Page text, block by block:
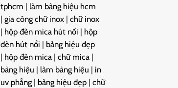
tphcm | làm bảng hiệu hcm
| gia công chữ inox| chữ inox
| hộp đèn mica hút nổi | hộp
đèn hút nổi | bảng hiệu đẹp
| hộp đèn mica| chữ mica|
bảng hiệu | làm bảng hiệu | in
uv phẳng| bảng hiệu đẹp| chữ